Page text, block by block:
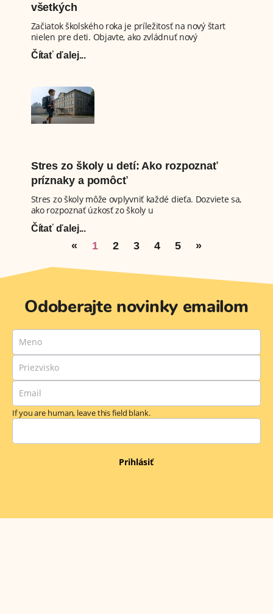
všetkých
Začiatok školského roka je príležitosť na nový štart
nielen pre deti. Objavte, ako zvládnuť nový
Čítať ďalej...
Stres zo školy u detí: Ako rozpoznať
príznaky a pomôcť
Stres zo školy môže ovplyvniť každé dieťa. Dozviete sa,
ako rozpoznať úzkosť zo školy u
Čítať ďalej...
« 1 2 3 4 5 »
Odoberajte novinky emailom
(aktuality)
If you are human, leave this field blank.
Prihlásiť